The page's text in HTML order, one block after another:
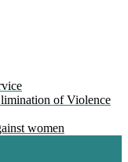
of Violence
women